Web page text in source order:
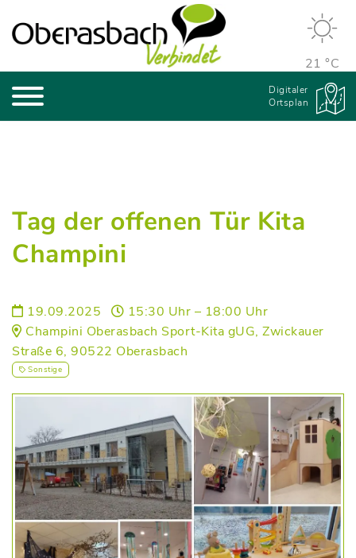
21 °C
Digitaler
Ortsplan
Tag der offenen Tür Kita
Champini
19.09.2025
15:30 Uhr – 18:00 Uhr
Champini Oberasbach Sport-Kita gUG, Zwickauer
Straße 6, 90522 Oberasbach
Sonstige